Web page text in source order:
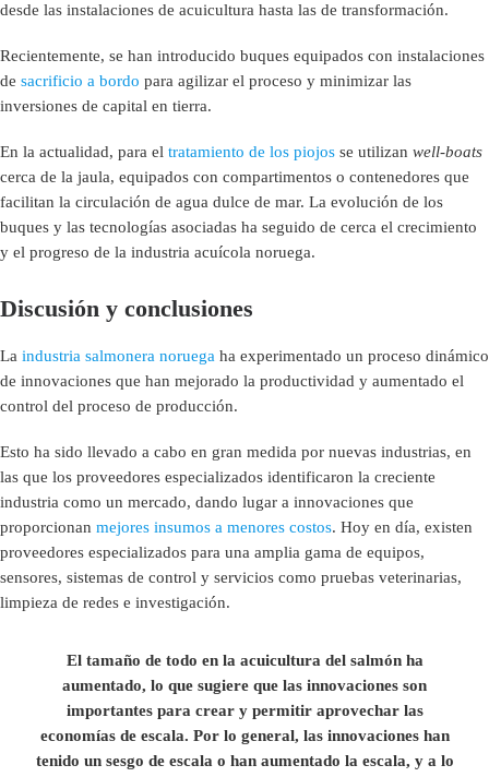
desde las instalaciones de acuicultura hasta las de transformación.
Recientemente, se han introducido buques equipados con instalaciones
de sacrificio a bordo para agilizar el proceso y minimizar las
inversiones de capital en tierra.
En la actualidad, para el tratamiento de los piojos se utilizan well-boats
cerca de la jaula, equipados con compartimentos o contenedores que
facilitan la circulación de agua dulce de mar. La evolución de los
buques y las tecnologías asociadas ha seguido de cerca el crecimiento
y el progreso de la industria acuícola noruega.
Discusión y conclusiones
La industria salmonera noruega ha experimentado un proceso dinámico
de innovaciones que han mejorado la productividad y aumentado el
control del proceso de producción.
Esto ha sido llevado a cabo en gran medida por nuevas industrias, en
las que los proveedores especializados identificaron la creciente
industria como un mercado, dando lugar a innovaciones que
proporcionan mejores insumos a menores costos. Hoy en día, existen
proveedores especializados para una amplia gama de equipos,
sensores, sistemas de control y servicios como pruebas veterinarias,
limpieza de redes e investigación.
El tamaño de todo en la acuicultura del salmón ha
aumentado, lo que sugiere que las innovaciones son
importantes para crear y permitir aprovechar las
economías de escala. Por lo general, las innovaciones han
tenido un sesgo de escala o han aumentado la escala, y a lo